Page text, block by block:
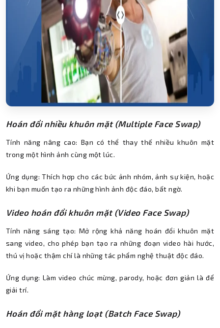
Hoán đổi nhiều khuôn mặt (Multiple Face Swap)
Tính năng nâng cao: Bạn có thể thay thế nhiều khuôn mặt
trong một hình ảnh cùng một lúc.
Ứng dụng: Thích hợp cho các bức ảnh nhóm, ảnh sự kiện, hoặc
khi bạn muốn tạo ra những hình ảnh độc đáo, bất ngờ.
Video hoán đổi khuôn mặt (Video Face Swap)
Tính năng sáng tạo: Mở rộng khả năng hoán đổi khuôn mặt
sang video, cho phép bạn tạo ra những đoạn video hài hước,
thú vị hoặc thậm chí là những tác phẩm nghệ thuật độc đáo.
Ứng dụng: Làm video chúc mừng, parody, hoặc đơn giản là để
giải trí.
Hoán đổi mặt hàng loạt (Batch Face Swap)